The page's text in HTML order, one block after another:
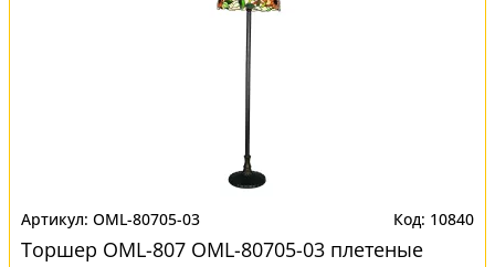
OML-80705-03 10840
Торшер OML-807 OML-80705-03 плетеные